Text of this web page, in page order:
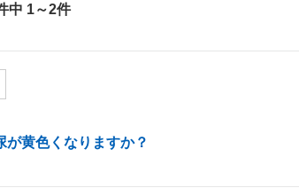
中 1～2件
が黄色くなりますか？